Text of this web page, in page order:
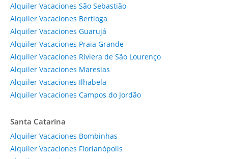
Alquiler Vacaciones São Sebastião
Alquiler Vacaciones Bertioga
Alquiler Vacaciones Guarujá
Alquiler Vacaciones Praia Grande
Alquiler Vacaciones Riviera de São Lourenço
Alquiler Vacaciones Maresias
Alquiler Vacaciones Ilhabela
Alquiler Vacaciones Campos do Jordão
Santa Catarina
Alquiler Vacaciones Bombinhas
Alquiler Vacaciones Florianópolis